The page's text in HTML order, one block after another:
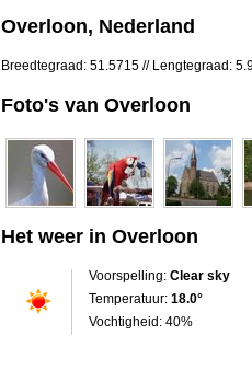
Overloon, Nederland
Breedtegraad: 51.5715 // Lengtegraad:
Foto's van Overloon
Het weer in Overloon
Voorspelling: Clear sky
Temperatuur: 18.0°
Vochtigheid: 40%